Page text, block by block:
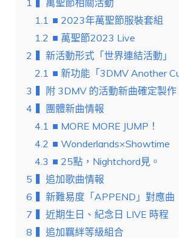
1.1 ■ 2023年萬聖節服裝套組
1.2 ■ 萬聖節2023 Live
2
▍新活動形式「世界連結活動」
2.1 ■ 新功能「3DMV Another
3
▍附 3DMV 的活動新曲確定製
4
▍團體新曲情報
4.1 ■ MORE MORE JUMP！
4.2 ■ Wonderlands×Showtime
4.3 ■ 25點，Nightchord見。
5
▍追加歌曲情報
6
▍新難易度「APPEND」對應曲
7
▍近期生日、紀念日 LIVE 時程
8
▍追加羈絆等級組合